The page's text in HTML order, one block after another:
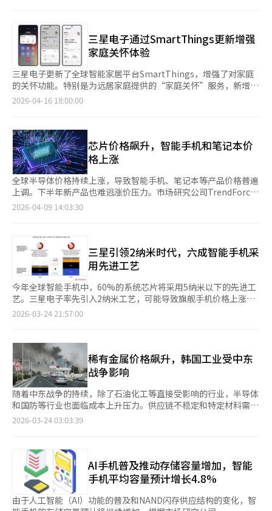
环境的整体技术。4月22日至24日在首尔三成洞COEX举行
的“2026世界IT展”最直观地展示了这一变化。展出的技术更注
重体验而非性能。三星电子将AI呈现为“可见的体验”。展厅入口
的无眼镜3D显示器和AI导航不仅是展示装置，更是设计观展体验
的起点。显示器不仅传递信息，还扩展为吸引用户并引导反应的界
面。这种趋势在体验区延续。微型RGB、Galaxy S26体验、XR和
游戏区等技术不再单独展示，而是形成一个整体。AI不再仅仅是功
能，而是融入内容和体验中，以用户反应为中心运作。 相反，LG
展馆被构造成一个居住空间，AI作为生活系统而非产品展示。回家
时灯光和空调自动开启，厨房根据食材推荐菜单，影院空间根据情
况调整音效。各个家电不再是独立功能，而是整体流动的一部分。
在这种结构中，AI不再是特定设备的功能，而是操作整个空间的系
统。用户未察觉时，环境已先行反应，生活流畅自然。两家公司的
策略截然不同。三星电子专注于通过设备和界面扩展用户体验，而
LG电子则通过空间和环境组织生活。AI的应用领域不同，策略也
随之变化。这种变化背后是AI技术的普及。大型语言模型和生成型
AI的存在已不再是差异化因素。企业不再仅仅追求性能竞争，而是
重新定义AI的实际运作方式和用户体验变化的竞争力。相同功能在
不同环境和连接结构中，感知价值不同。在此过程中，单一产品竞
争逐渐显露局限，设备间连接性和空间整合成为新的竞争焦点。AI
不再是单一功能，而是扩展为组织生活的系统。盈利结构也在向这
一方向转变。从传统硬件销售转向订阅和管理、数据驱动服务，盈
利模式转为长期和重复。AI使得产品状态实时管理和使用模式分析
成为可能，销售后持续提供服务。尤其是设备间连接性增强，形成
业战略中也得到验证。LG电子通过订阅家电和管理服务，建立了
产品使用全过程盈利结构。三星电子则通过智能手机加强设备间连
接，重视生态系统服务扩展。两家公司都在基于AI建立长期客户关
系，确保持续盈利。钢铁部队的视线停留之处，AI竞争不再局限于
产品竞争。以空间为中心的环境设计竞争正在重塑市场格局。在超
越智能手机和家电，扩展到家庭乃至城市的趋势中，胜负的关键在
于应用领域，而非技术。比功能更重要的是空间设计和连接结构。
三星电子通过SmartThings更新增强
家庭关怀体验
三星电子更新了全球智能家居平台SmartThings，增强了对家庭
的关怀功能。特别是为远居家庭提供的“家庭关怀”服务，新增了
多项功能，并将SmartThings数据连接到Galaxy的个性化服
诊提醒、位置信息等。新功能“Care on call”在拨打电话前显示
家庭成员的活动信息，如首次活动时间、最近活动时间、步数和天
气等。此功能适用于搭载One UI 8.5及以上版本的Galaxy智能手
机，但不支持网络电话。此外，用户可以实时监控远居家庭的空
调、空气净化器、除湿机和加湿器等设备，若温湿度、空气质量或
使用模式异常，将立即通知监护人，并可远程控制设备。2026年
款机器人吸尘器“Bespoke AI Steam Ultra”结合了“安心巡
逻”功能，若长时间未检测到活动迹象，将发送通知并提供巡逻按
风进行双向对话。这些功能需要用户提前授权监护人远程控制权
限，并在SmartThings中注册相关设备。三星还将SmartThings
信息整合到Galaxy的“Now Brief”中，提供家庭设备状态、能
耗、睡眠状态、门锁和安全模式等重要数据的简报。此功能将在
2024年后发布的电视和2021年后发布的Family Hub冰箱中逐步应
用，用户靠近电视或打开冰箱门时，“Now Brief”界面将自动显
示。三星电子AI平台中心SmartThings团队负责人郑在渊表
示：“三星的AI技术不仅提供便利，还帮助用户安心照顾家人。我
2026-04-16 18:00:00
芯片价格飙升，智能手机和笔记本价
格上涨
全球半导体价格持续上涨，导致智能手机、笔记本等产品价格普遍
上调。下半年新产品也难逃涨价压力。市场研究公司TrendForce
预测，今年第二季度D램价格将上涨50%。价格上涨主要集中在低
带宽内存和大容量DDR5的供应，导致消费级D램供应减少，价格
上涨。TrendForce表示，一季度通用D램价格较上季度上涨90%
至95%。TrendForce指出，主要内存厂商持续停止生产DDR4以
下的旧产品，供应紧张导致D램价格大幅上涨。因此，智能手机、
平板电脑、笔记本等产品价格面临上涨压力。D램等内存占智能手
机制造成本的约20%。三星电子自7日起全面上调笔记本和平板产
品价格。Galaxy Book 6在发布一周内涨价17万至88万韩元，
Galaxy Book 6 Ultra涨价近90万韩元，售价达583万韩元。
Edition涨价约8万韩元。4月1日，部分智能手机的官方售价也上
调。Galaxy S25 Edge、Galaxy Z Flip 7、Galaxy Z Fold 7等去年
发布的机型售价上涨10万至20万韩元。发布数月后上调售价的情
况十分罕见，主要是因为核心部件采购成本增加。下半年即将发布
的新产品价格上涨也在所难免。预计9月首次发布的苹果折叠
iPhone价格将在2320美元（约346万韩元）至2900美元（约433
万韩元）之间，远高于市场预期。预计7月发布的三星Galaxy Z
Fold 8和Flip 8价格也将上涨。※ 本报道经人工智能（AI）系统翻
2026-04-09 14:03:30
三星引领2纳米时代，六成智能手机采
用先进工艺
今年全球智能手机中，60%的系统芯片将采用5纳米以下的先进工
艺。三星电子率先引入2纳米工艺，可能导致旗舰手机价格上涨。
根据市场研究公司Counterpoint Research的数据，去年5纳米以
体智能手机SoC出货量将减少，但先进工艺的比例将扩大到约
60%。 三星电子在Galaxy S26系列中首次采用2纳米工艺的
Exynos 2600处理器。预计苹果、Qualcomm和联发科将通过台积
电采用2纳米工艺以应对竞争。 Counterpoint Research分析师
Shivani Parashar表示，三星的2纳米工艺类似于苹果此前的3纳米
转型，增加了对Qualcomm和联发科的竞争压力。 今年先进工艺
产品预计将增长18%，每三部智能手机中就有一部采用。 由于2纳
米工艺的晶圆成本比3纳米高约30%，下一代旗舰处理器的价格上
86%。 在代工市场，台积电预计将以超过86%的市场份额保持主
导地位。 Counterpoint Research补充道，三星电子代工厂将通
过扩大自用SoC和与Qualcomm的合作，逐步提高市场份额并增加
竞争压力。 ※ 本报道经人工智能（AI）系统翻译与编辑。
2026-03-24 21:57:00
稀有金属价格飙升，韩国工业受中东
战争影响
随着中东战争的持续，除了石油化工等直接受影响的行业，半导体
和国防等行业也面临成本上升压力。供应链不稳定和特定材料需求
激增导致主要稀有金属价格飙升。据路透社和CNBC报道，全球氦
全球约三分之一的氦气由卡塔尔的拉斯拉凡工厂生产，该工厂因伊
朗攻击而停运。氦气是半导体制造中必不可少的材料。韩国是卡塔
尔氦气的最大进口国，去年64.7%的氦气进口来自卡塔尔。电子行
业预计，三星电子、SK海力士和台积电等公司的生产成本将上
升，导致“芯片通胀”加剧。随着AI需求增加，内存和代工厂短
2026-03-24 03:03:39
AI手机普及推动存储容量增加，智能
手机平均容量预计增长4.8%
由于人工智能（AI）功能的普及和NAND闪存供应结构的变化，智